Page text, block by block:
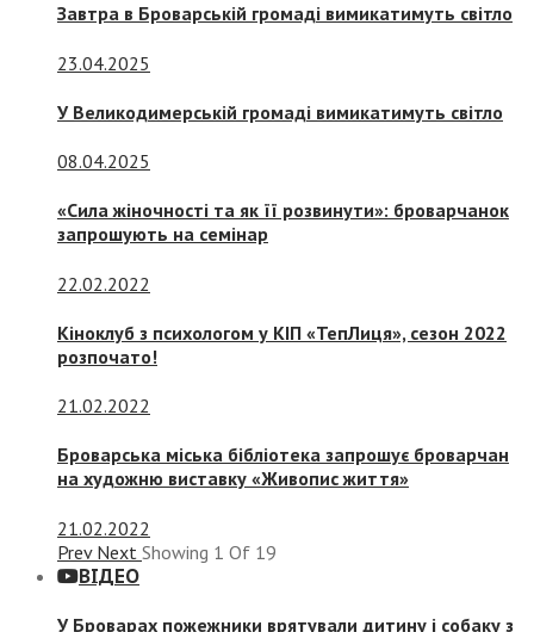
Завтра в Броварській громаді вимикатимуть світло
23.04.2025
У Великодимерській громаді вимикатимуть світло
08.04.2025
«Сила жіночності та як її розвинути»: броварчанок
запрошують на семінар
22.02.2022
Кіноклуб з психологом у КІП «ТепЛиця», сезон 2022
розпочато!
21.02.2022
Броварська міська бібліотека запрошує броварчан
на художню виставку «Живопис життя»
21.02.2022
Prev Next Showing 1 Of 19
ВІДЕО
У Броварах пожежники врятували дитину і собаку з